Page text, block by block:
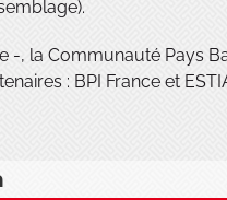
-, la Communauté Pays
: BPI France et